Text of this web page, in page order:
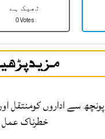
ٹھیک ہے
0 Votes
مزید
پونچھ سے اداروں کومنتقل
خطرناک عمل